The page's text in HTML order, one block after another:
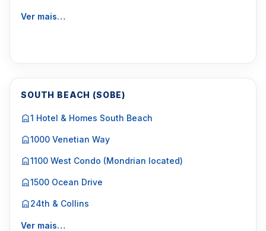
Ver mais…
SOUTH BEACH (SOBE)
1 Hotel & Homes South Beach
1000 Venetian Way
1100 West Condo (Mondrian located)
1500 Ocean Drive
24th & Collins
Ver mais…